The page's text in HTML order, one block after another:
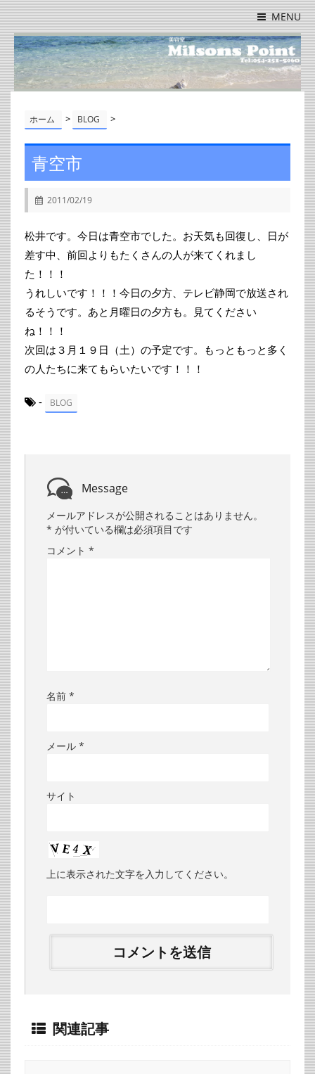
MENU
ホーム > BLOG >
青空市
2011/02/19
松井です。今日は青空市でした。お天気も回復し、日が
差す中、前回よりもたくさんの人が来てくれまし
た！！！
うれしいです！！！今日の夕方、テレビ静岡で放送され
るそうです。あと月曜日の夕方も。見てください
ね！！！
次回は３月１９日（土）の予定です。もっともっと多く
の人たちに来てもらいたいです！！！
- BLOG
Message
メールアドレスが公開されることはありません。
* が付いている欄は必須項目です
コメント *
名前 *
メール *
サイト
上に表示された文字を入力してください。
関連記事